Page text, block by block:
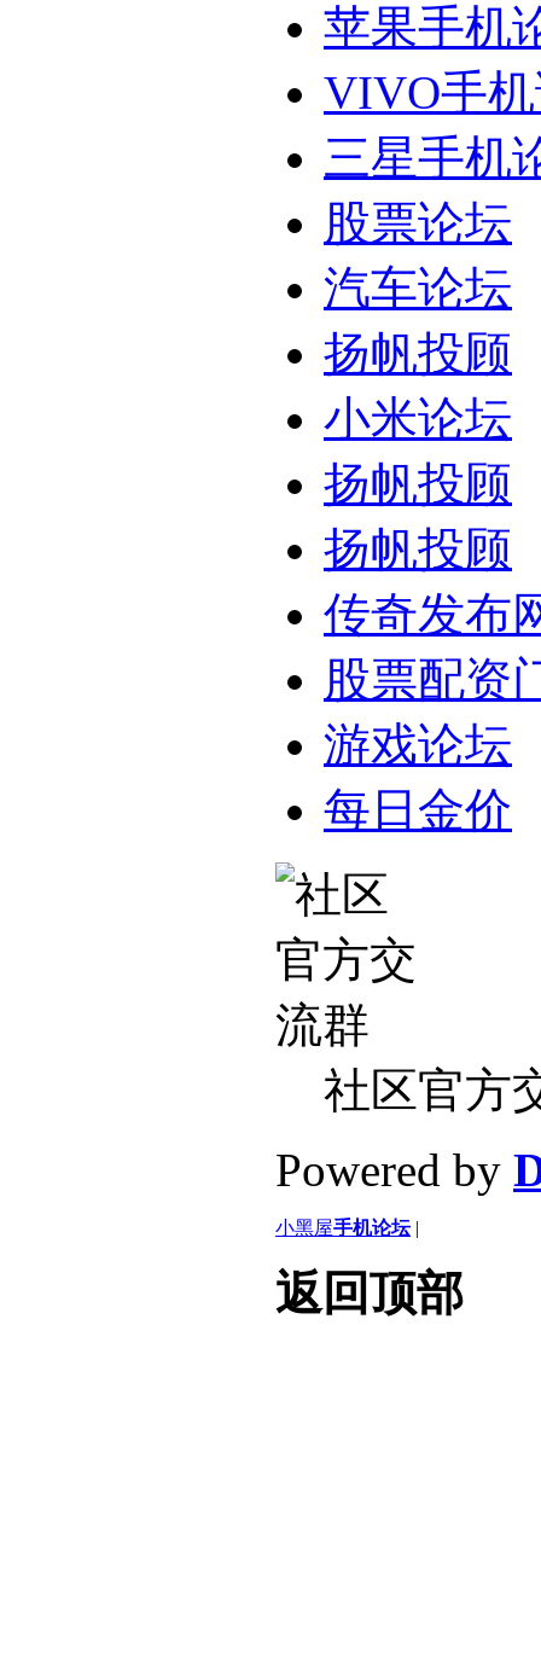
苹果手机
VIVO手
三星手机
股票论坛
汽车论坛
扬帆投顾
小米论坛
扬帆投顾
扬帆投顾
传奇发布
股票配资
游戏论坛
每日金价
社区官方
Powered by
小黑屋手机论坛 |
返回顶部